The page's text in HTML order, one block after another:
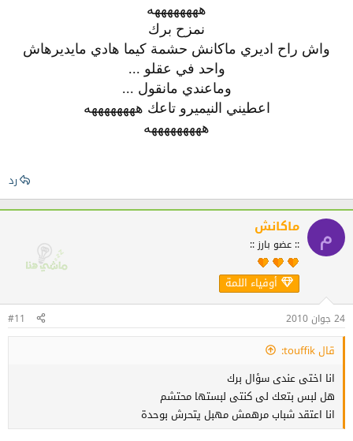
ههههههههه
نمزح برك
واش راح اديري ماكانش حشمة كيما هادي مايديرهاش
واحد في عقلو ...
وماعندي مانقول ...
اعطيني النيميرو تاعك ههههههههه
هههههههههه
رد
م ماكانش
:: عضو بارز ::
أوفياء اللمة
24 جوان 2010 #11
قال touffik:
انا اختى عندى سؤال برك
هل لبس بتعك لى كنتى لبستها محتشم
انا اعتقد شباب مرهمش مهبل يتحرش بوحدة